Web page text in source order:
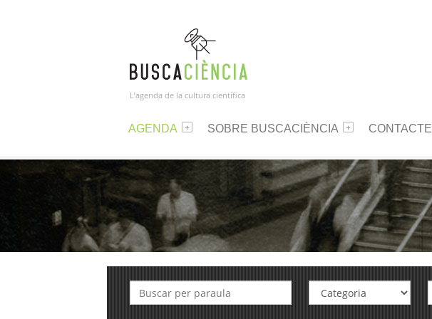
L’agenda de la cultura científica
AGENDA SOBRE BUSCACIÈNCIA CONTACTE